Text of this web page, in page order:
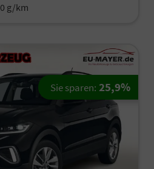
g/km
Sie sparen: 25,9%